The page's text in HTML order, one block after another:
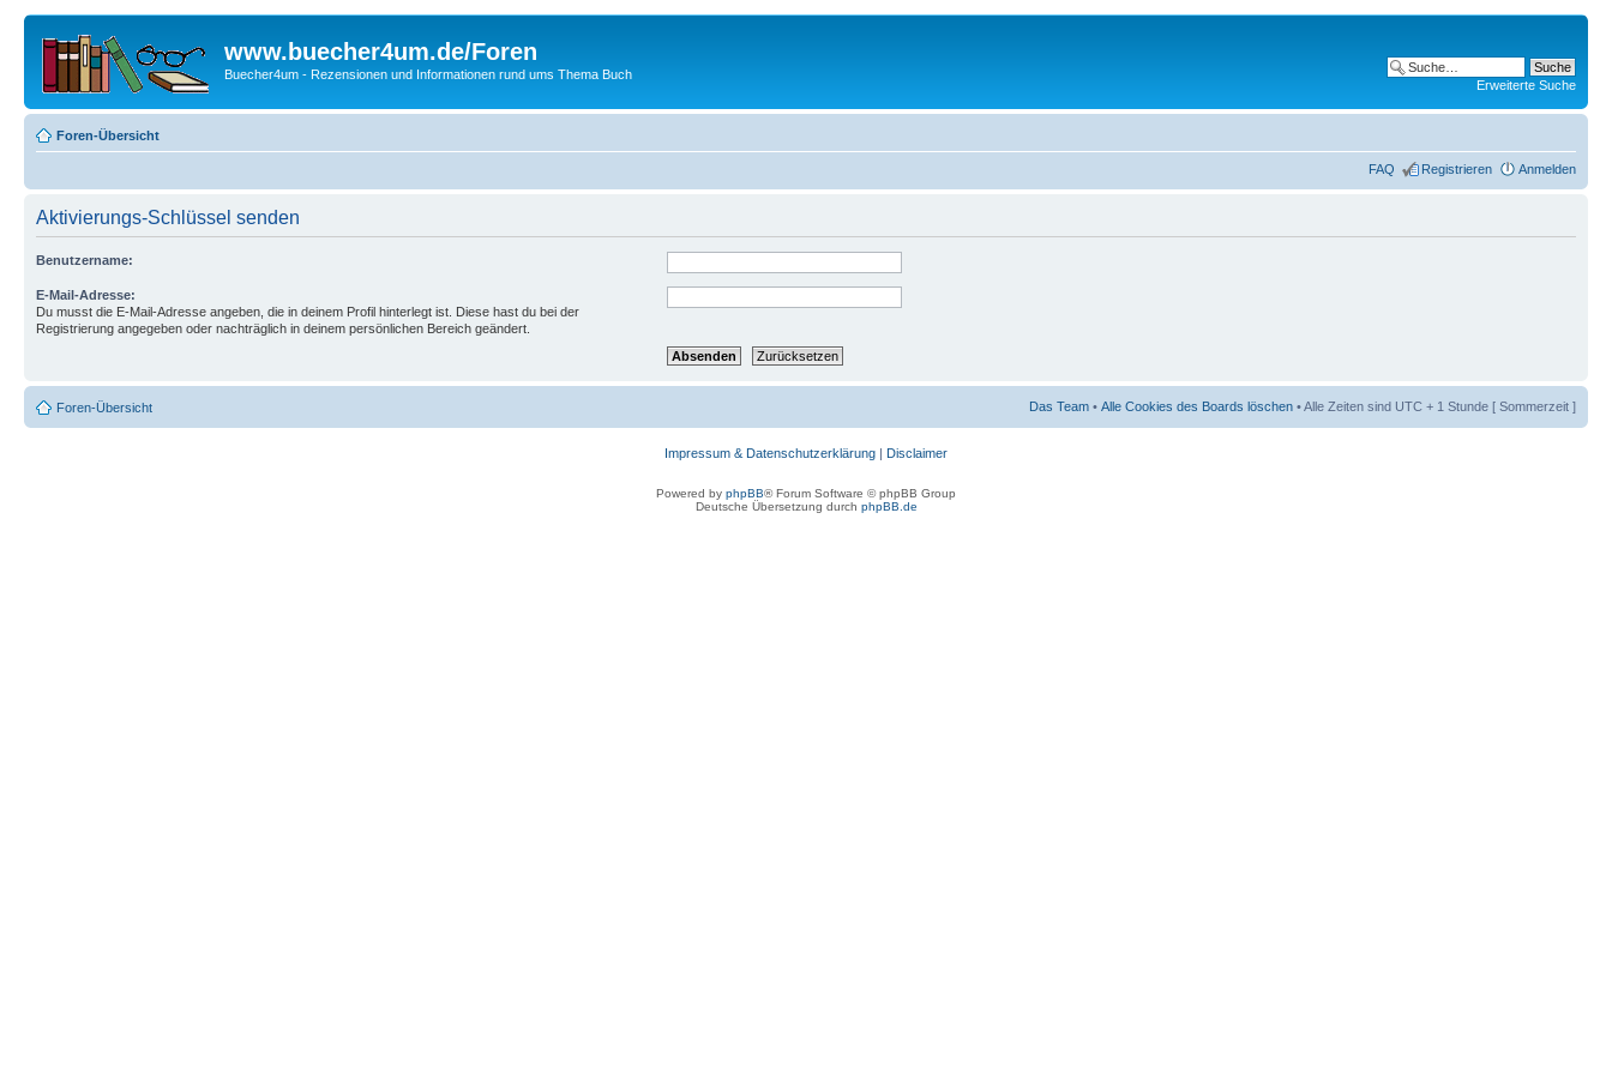
www.buecher4um.de/Foren
Buecher4um - Rezensionen und Informationen rund ums Thema Buch
Erweiterte Suche
Foren-Übersicht
FAQ Registrieren Anmelden
Aktivierungs-Schlüssel senden
Benutzername:
E-Mail-Adresse:
Du musst die E-Mail-Adresse angeben, die in deinem Profil hinterlegt ist. Diese hast du bei der
Registrierung angegeben oder nachträglich in deinem persönlichen Bereich geändert.
Foren-Übersicht Das Team • Alle Cookies des Boards löschen • Alle Zeiten sind UTC + 1 Stunde [ Sommerzeit ]
Impressum & Datenschutzerklärung | Disclaimer
Powered by phpBB® Forum Software © phpBB Group
Deutsche Übersetzung durch phpBB.de